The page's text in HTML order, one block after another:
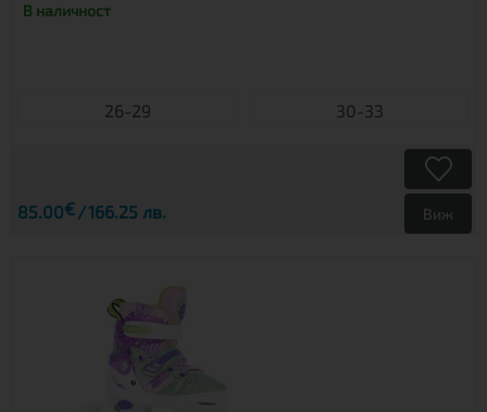
В наличност
26-29 30-33
85.00€ 166.25 лв. Виж